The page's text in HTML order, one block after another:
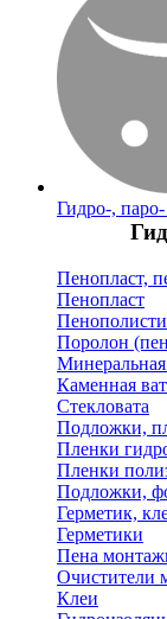
Гидро-,
Пенопласт,
Пенопласт
Поролон
Минеральная
Каменная
Стекловата
Подложки,
Пленки
Пленки
Подложки,
Герметик,
Герметики
Пена
Очистители
Клеи